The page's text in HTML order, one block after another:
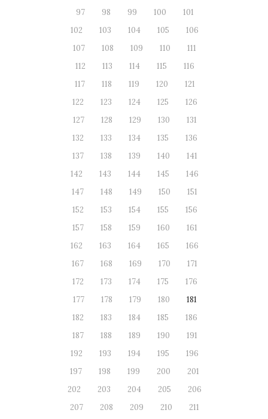
97
98 99 100
101
102
103 104 105
106
107
108 109 110
111
112
113 114 115
116
117
118 119 120
121
122
123 124 125
126
127
128 129 130
131
132
133 134 135
136
137
138 139 140
141
142
143 144 145
146
147
148 149 150
151
152
153 154 155
156
157
158 159 160
161
162
163 164 165
166
167
168 169 170
171
172
173 174 175
176
177
178 179 180
181
182
183 184 185
186
187
188 189 190
191
192
193 194 195
196
197
198 199 200
201
202
203 204 205
206
207
208 209 210
211